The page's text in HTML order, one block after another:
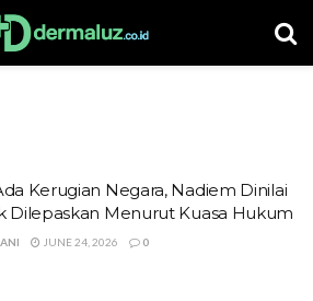
Kerugian Negara, Nadiem Dinilai
Dilepaskan Menurut Kuasa Hukum
JUNE 24, 2026 0